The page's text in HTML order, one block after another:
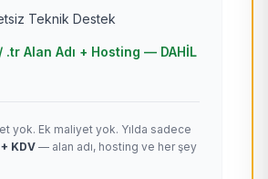
Teknik Destek
.tr Alan Adı + Hosting — DAHİL
yok. Ek maliyet yok. Yılda sadece
KDV— alan adı, hosting ve her şey